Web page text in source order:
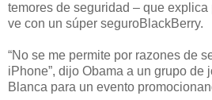
temores de seguridad – que
ve con un súper seguroBlackBerry.
“No se me permite por razones de
iPhone”, dijo Obama a un grupo de
Blanca para un evento